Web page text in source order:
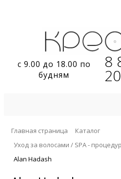
с 9.00 до 18.00 по
будням
8
20
Главная страница
Каталог
Уход за волосами / SPA -
Alan Hadash